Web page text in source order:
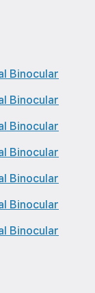
Binocular
Binocular
Binocular
Binocular
Binocular
Binocular
Binocular